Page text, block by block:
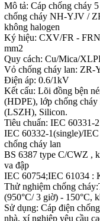
Mô tả: Cáp chống cháy
chống cháy NH-YJV /
không halogen
Ký hiệu: CXV/FR -
mm2
Quy cách: Cu/Mica/
Vỏ chống cháy lan:
Điện áp: 0.6/1kV
Kết cấu: Lõi đồng bện
(HDPE), lớp chống
(LSZH), Silicon.
Tiêu chuẩn: IEC 60331-
IEC 60332-1(single)/
chống cháy lan
BS 6387 type C/CWZ ,
va đập
IEC 60754;IEC 61034 :
Thử nghiệm chống
(950°C/ 3 giờ) - 150°C,
Sử dụng: Cáp điện
nhà, xí nghiệp yêu cầu